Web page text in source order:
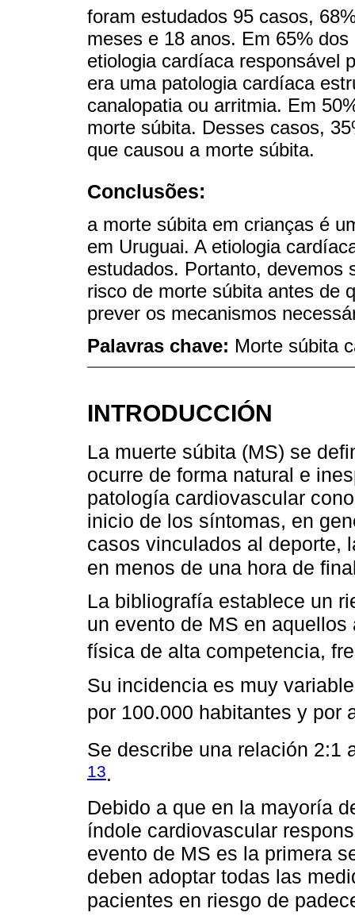
foram estudados 95 casos,
meses e 18 anos. Em 65%
etiologia cardíaca responsável
era uma patologia cardíaca
canalopatia ou arritmia. Em
morte súbita. Desses casos,
que causou a morte súbita.
Conclusões:
a morte súbita em crianças é
em Uruguai. A etiologia
estudados. Portanto, devemos
risco de morte súbita antes de
prever os mecanismos
Palavras chave: Morte súbita
INTRODUCCIÓN
La muerte súbita (MS) se
ocurre de forma natural e
patología cardiovascular
inicio de los síntomas, en
casos vinculados al deporte,
en menos de una hora de
La bibliografía establece un
un evento de MS en
física de alta competencia,
Su incidencia es muy
por 100.000 habitantes y por
Se describe una relación 2:1
13.
Debido a que en la mayoría
índole cardiovascular
evento de MS es la primera
deben adoptar todas las
pacientes en riesgo de